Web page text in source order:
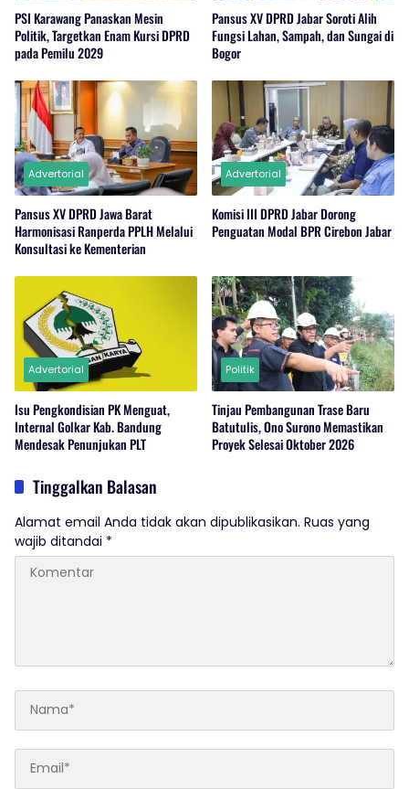
PSI Karawang Panaskan Mesin
Politik, Targetkan Enam Kursi DPRD
pada Pemilu 2029
Pansus XV DPRD Jabar Soroti Alih
Fungsi Lahan, Sampah, dan Sungai di
Bogor
Advertorial
Pansus XV DPRD Jawa Barat
Harmonisasi Ranperda PPLH Melalui
Konsultasi ke Kementerian
Advertorial
Komisi III DPRD Jabar Dorong
Penguatan Modal BPR Cirebon Jabar
Advertorial
Isu Pengkondisian PK Menguat,
Internal Golkar Kab. Bandung
Mendesak Penunjukan PLT
Politik
Tinjau Pembangunan Trase Baru
Batutulis, Ono Surono Memastikan
Proyek Selesai Oktober 2026
Tinggalkan Balasan
Alamat email Anda tidak akan dipublikasikan. Ruas yang
wajib ditandai *